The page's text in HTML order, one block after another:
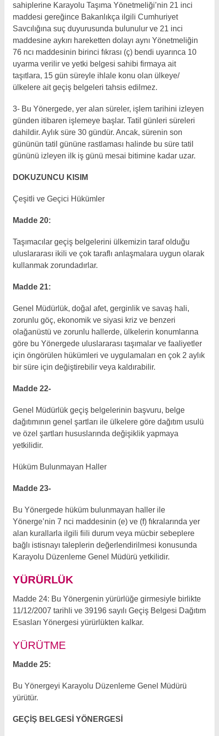
sahiplerine Karayolu Taşıma Yönetmeliği’nin 21 inci
maddesi gereğince Bakanlıkça ilgili Cumhuriyet
Savcılığına suç duyurusunda bulunulur ve 21 inci
maddesine aykırı hareketten dolayı aynı Yönetmeliğin
76 ncı maddesinin birinci fıkrası (ç) bendi uyarınca 10
uyarma verilir ve yetki belgesi sahibi firmaya ait
taşıtlara, 15 gün süreyle ihlale konu olan ülkeye/
ülkelere ait geçiş belgeleri tahsis edilmez.
3- Bu Yönergede, yer alan süreler, işlem tarihini izleyen
günden itibaren işlemeye başlar. Tatil günleri süreleri
dahildir. Aylık süre 30 gündür. Ancak, sürenin son
gününün tatil gününe rastlaması halinde bu süre tatil
gününü izleyen ilk iş günü mesai bitimine kadar uzar.
DOKUZUNCU KISIM
Çeşitli ve Geçici Hükümler
Madde 20:
Taşımacılar geçiş belgelerini ülkemizin taraf olduğu
uluslararası ikili ve çok taraflı anlaşmalara uygun olarak
kullanmak zorundadırlar.
Madde 21:
Genel Müdürlük, doğal afet, gerginlik ve savaş hali,
zorunlu göç, ekonomik ve siyasi kriz ve benzeri
olağanüstü ve zorunlu hallerde, ülkelerin konumlarına
göre bu Yönergede uluslararası taşımalar ve faaliyetler
için öngörülen hükümleri ve uygulamaları en çok 2 aylık
bir süre için değiştirebilir veya kaldırabilir.
Madde 22-
Genel Müdürlük geçiş belgelerinin başvuru, belge
dağıtımının genel şartları ile ülkelere göre dağıtım usulü
ve özel şartları hususlarında değişiklik yapmaya
yetkilidir.
Hüküm Bulunmayan Haller
Madde 23-
Bu Yönergede hüküm bulunmayan haller ile
Yönerge’nin 7 nci maddesinin (e) ve (f) fıkralarında yer
alan kurallarla ilgili fiili durum veya mücbir sebeplere
bağlı istisnayı taleplerin değerlendirilmesi konusunda
Karayolu Düzenleme Genel Müdürü yetkilidir.
YÜRÜRLÜK
Madde 24: Bu Yönergenin yürürlüğe girmesiyle birlikte
11/12/2007 tarihli ve 39196 sayılı Geçiş Belgesi Dağıtım
Esasları Yönergesi yürürlükten kalkar.
YÜRÜTME
Madde 25:
Bu Yönergeyi Karayolu Düzenleme Genel Müdürü
yürütür.
GEÇİŞ BELGESİ YÖNERGESİ